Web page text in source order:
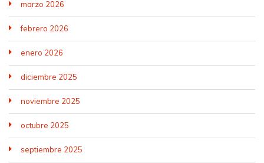
marzo 2026
febrero 2026
enero 2026
diciembre 2025
noviembre 2025
octubre 2025
septiembre 2025